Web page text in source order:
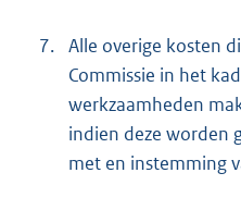
7. Alle overige kosten
Commissie in het
werkzaamheden
indien deze worden
met en instemming